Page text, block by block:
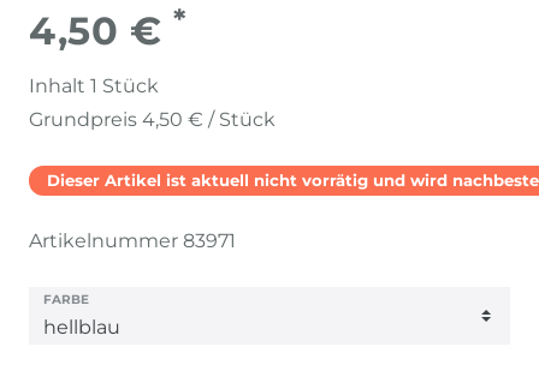
4,50 € *
Inhalt 1 Stück
Grundpreis 4,50 € / Stück
Dieser Artikel ist aktuell nicht vorrätig und wird
Artikelnummer 83971
FARBE